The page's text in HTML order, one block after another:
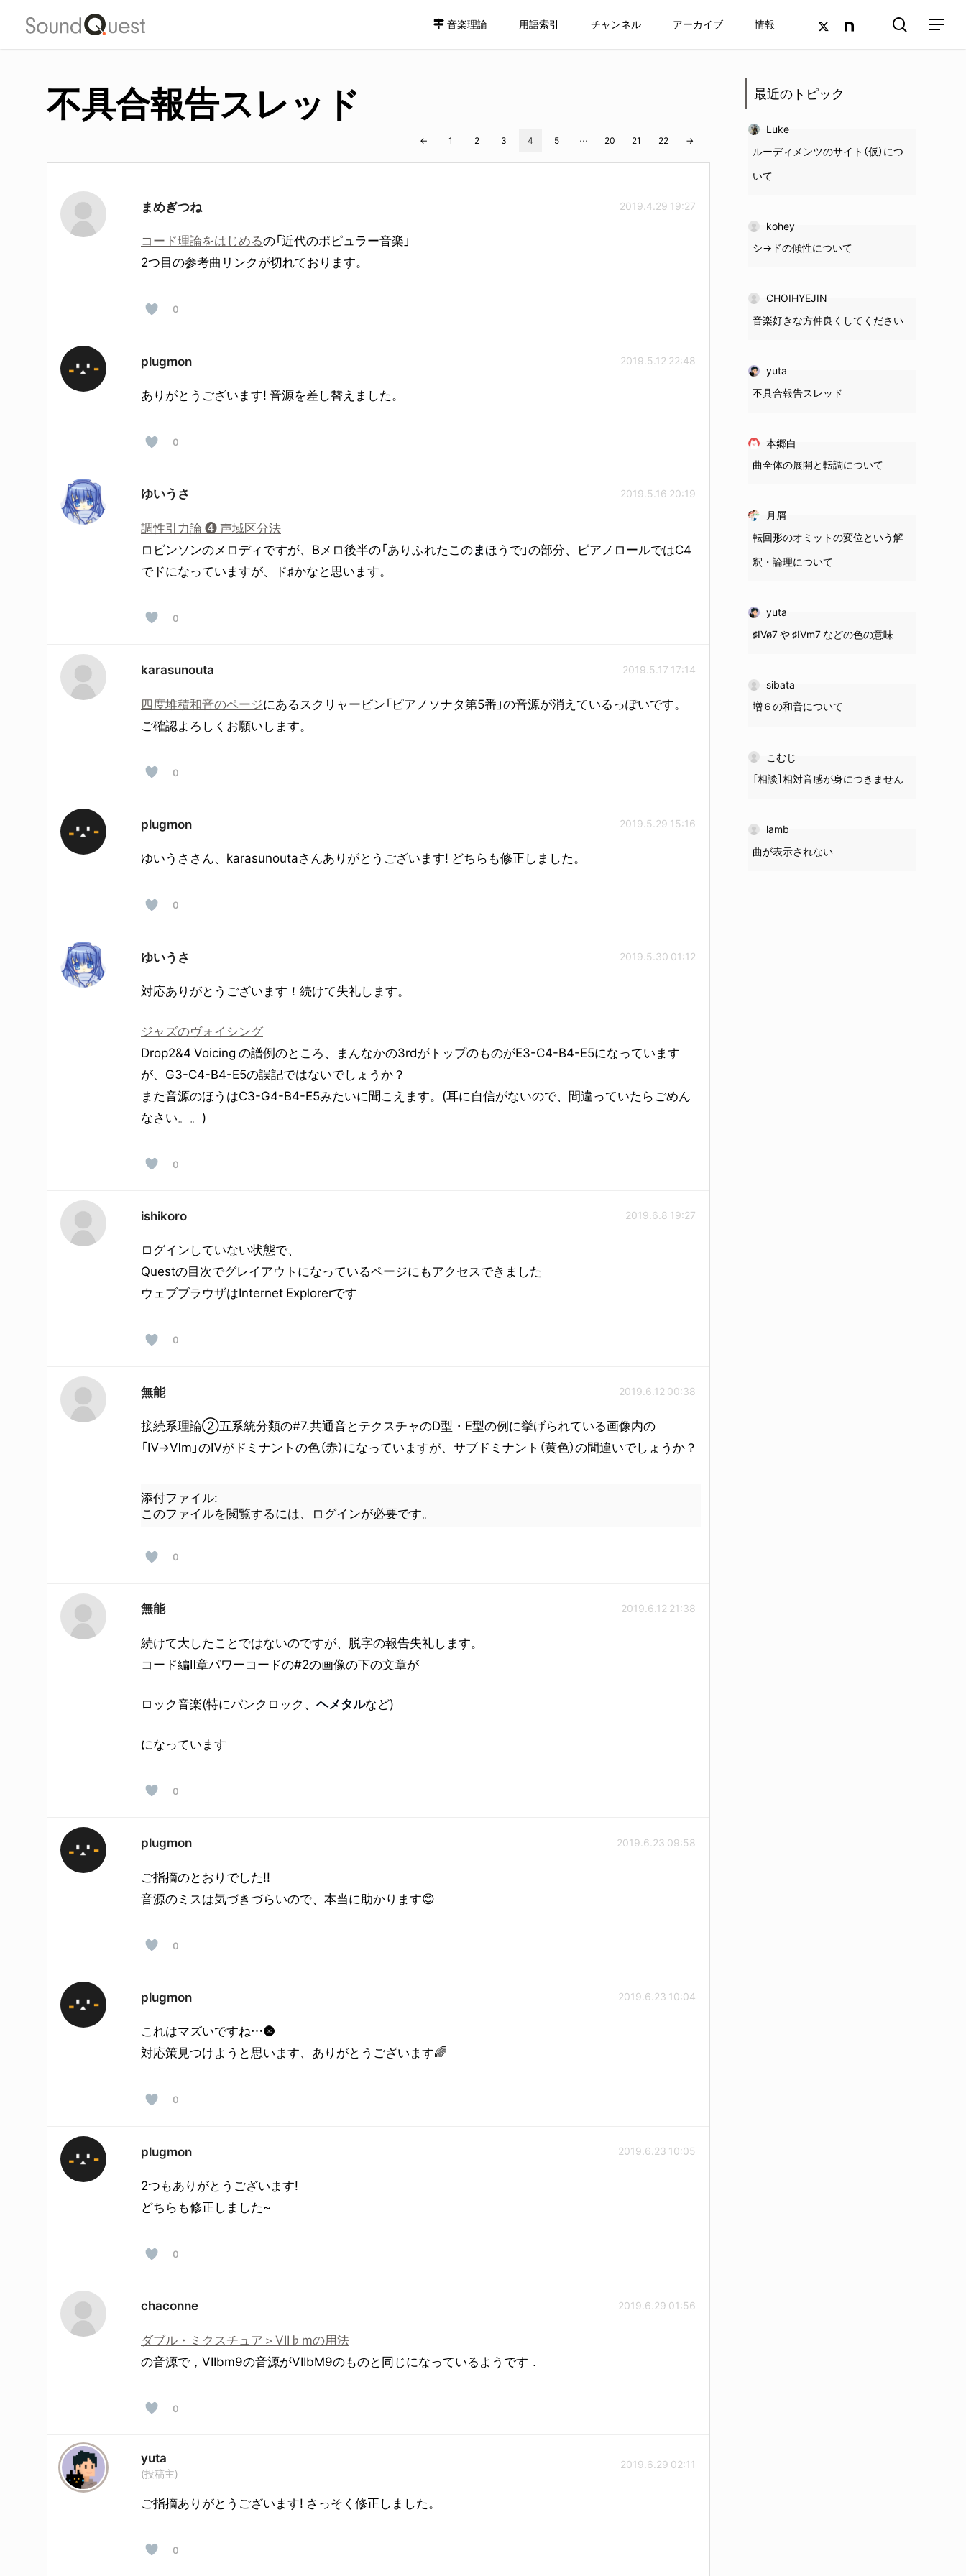
content
エンターキーで検索、もしくはESCキーで閉じます
音楽理論 用語索引 チャンネル アーカイブ 情報 twitter
google-
search
Menu
不具合報告スレッド
← 1 2 3 4 5 … 20 21 22 →
まめぎつね 2019.4.29 19:27
コード理論をはじめるの「近代のポピュラー音楽」
2つ目の参考曲リンクが切れております。
0
plugmon 2019.5.12 22:48
ありがとうございます! 音源を差し替えました。
0
ゆいうさ 2019.5.16 20:19
調性引力論 ❹ 声域区分法
ロビンソンのメロディですが、Bメロ後半の「ありふれたこのまほうで」の部分、ピアノロールではC4
でドになっていますが、ド♯かなと思います。
0
karasunouta 2019.5.17 17:14
四度堆積和音のページにあるスクリャービン「ピアノソナタ第5番」の音源が消えているっぽいです。
ご確認よろしくお願いします。
0
plugmon 2019.5.29 15:16
ゆいうささん、karasunoutaさんありがとうございます! どちらも修正しました。
0
ゆいうさ 2019.5.30 01:12
対応ありがとうございます！続けて失礼します。
ジャズのヴォイシング
Drop2&4 Voicing の譜例のところ、まんなかの3rdがトップのものがE3-C4-B4-E5になっています
が、G3-C4-B4-E5の誤記ではないでしょうか？
また音源のほうはC3-G4-B4-E5みたいに聞こえます。(耳に自信がないので、間違っていたらごめん
なさい。。)
0
ishikoro 2019.6.8 19:27
ログインしていない状態で、
Questの目次でグレイアウトになっているページにもアクセスできました
ウェブブラウザはInternet Explorerです
0
無能 2019.6.12 00:38
接続系理論②五系統分類の#7.共通音とテクスチャのD型・E型の例に挙げられている画像内の
「Ⅳ→Ⅵm」のⅣがドミナントの色（赤）になっていますが、サブドミナント（黄色）の間違いでしょうか？
添付ファイル:
このファイルを閲覧するには、ログインが必要です。
0
無能 2019.6.12 21:38
続けて大したことではないのですが、脱字の報告失礼します。
コード編Ⅱ章パワーコードの#2の画像の下の文章が
ロック音楽(特にパンクロック、 ヘメタルなど)
になっています
0
plugmon 2019.6.23 09:58
ご指摘のとおりでした!!
音源のミスは気づきづらいので、本当に助かります😊
0
plugmon 2019.6.23 10:04
これはマズいですね…🌚
対応策見つけようと思います、ありがとうございます🌈
0
plugmon 2019.6.23 10:05
2つもありがとうございます!
どちらも修正しました~
0
chaconne 2019.6.29 01:56
ダブル・ミクスチュア＞VII♭mの用法
の音源で，VIIbm9の音源がVIIbM9のものと同じになっているようです．
0
yuta
(投稿主)
2019.6.29 02:11
ご指摘ありがとうございます! さっそく修正しました。
0
最近のトピック
ルーディメンツのサイト（仮）につ
いて
Luke
シ→ドの傾性について
kohey
音楽好きな方仲良くしてください
CHOIHYEJIN
不具合報告スレッド
yuta
曲全体の展開と転調について
本郷白
転回形のオミットの変位という解
釈・論理について
月屑
♯IVø7 や ♯IVm7 などの色の意味
yuta
増６の和音について
sibata
［相談］相対音感が身につきません
こむじ
曲が表示されない
lamb